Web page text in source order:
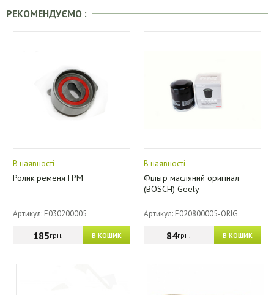
РЕКОМЕНДУЄМО :
В наявності
Ролик ременя ГРМ
Артикул: E030200005
В КОШИК
185грн.
В наявності
Фільтр масляний оригінал
(BOSCH) Geely
Артикул: E020800005-ORIG
В КОШИК
84грн.